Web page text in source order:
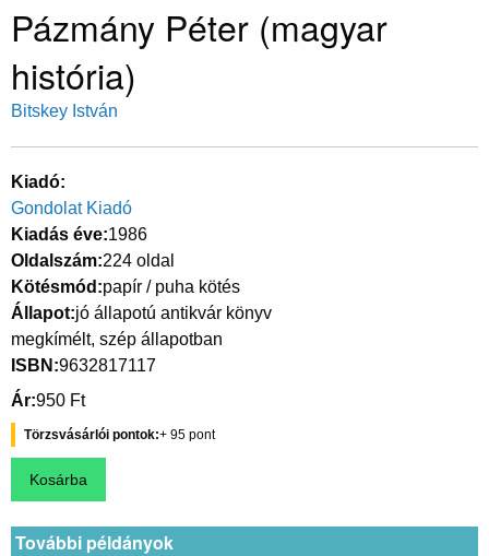
Pázmány Péter (magyar
história)
Bitskey István
Kiadó
Gondolat Kiadó
Kiadás éve 1986
Oldalszám 224 oldal
Kötésmód papír / puha kötés
Állapot jó állapotú antikvár könyv
megkímélt, szép állapotban
ISBN 9632817117
Ár 950 Ft
Törzsvásárlói pontok 95
További példányok